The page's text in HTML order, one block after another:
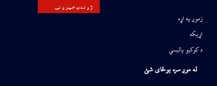
ژوندۍ خپرونې
زموږ په اړه
اړیکه
د کوکیو پالیسي
له موږ سره یوځای شئ